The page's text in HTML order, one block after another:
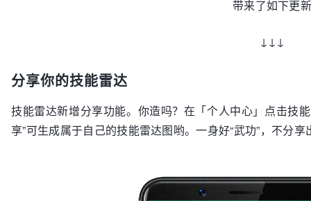
技能雷达新增分享功能。你造吗？在「个人中心」点击技